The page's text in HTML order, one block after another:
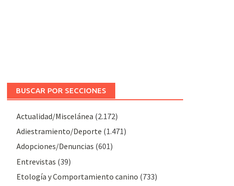
BUSCAR POR SECCIONES
Actualidad/Miscelánea (2.172)
Adiestramiento/Deporte (1.471)
Adopciones/Denuncias (601)
Entrevistas (39)
Etología y Comportamiento canino (733)